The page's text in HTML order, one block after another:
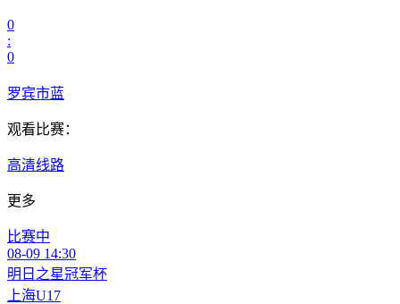
0
:
0
罗宾市蓝
观看比赛：
高清线路
更多
比赛中
08-09 14:30
明日之星冠军杯
上海U17